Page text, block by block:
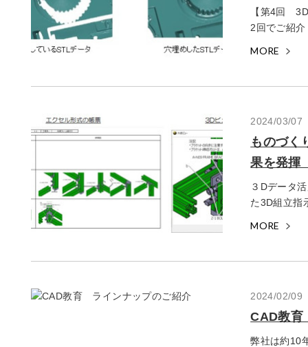
【第4回
2回でご紹
MORE
2024/03/07
ものづく
果を発揮
３Dデータ
た3D組立指
MORE
2024/02/09
CAD教
弊社は約10